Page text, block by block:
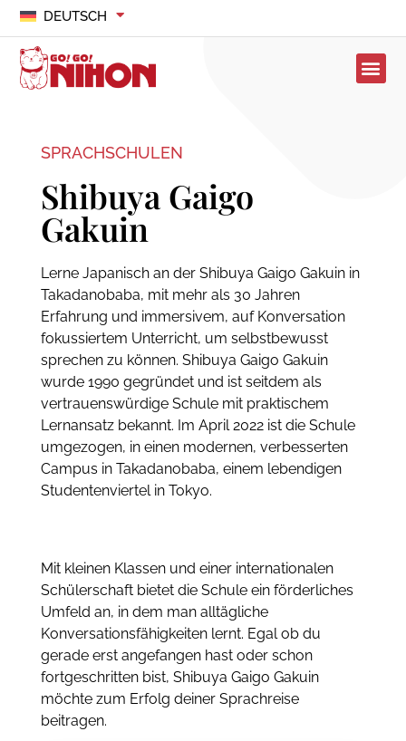
DEUTSCH
SPRACHSCHULEN
Shibuya Gaigo
Gakuin
Lerne Japanisch an der Shibuya Gaigo Gakuin in
Takadanobaba, mit mehr als 30 Jahren
Erfahrung und immersivem, auf Konversation
fokussiertem Unterricht, um selbstbewusst
sprechen zu können. Shibuya Gaigo Gakuin
wurde 1990 gegründet und ist seitdem als
vertrauenswürdige Schule mit praktischem
Lernansatz bekannt. Im April 2022 ist die Schule
umgezogen, in einen modernen, verbesserten
Campus in Takadanobaba, einem lebendigen
Studentenviertel in Tokyo.
Mit kleinen Klassen und einer internationalen
Schülerschaft bietet die Schule ein förderliches
Umfeld an, in dem man alltägliche
Konversationsfähigkeiten lernt. Egal ob du
gerade erst angefangen hast oder schon
fortgeschritten bist, Shibuya Gaigo Gakuin
möchte zum Erfolg deiner Sprachreise
beitragen.